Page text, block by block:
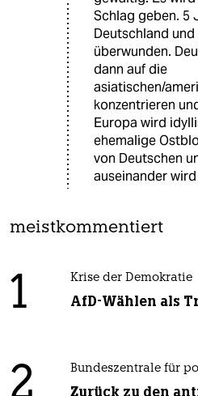
Schlag geben. 5
Deutschland
überwunden.
dann auf die
asiatischen/
konzentrieren
Europa wird
ehemalige
von Deutschen
auseinander
meistkommentiert
1 Krise der Demokratie
AfD-Wählen als
2 Bundeszentrale für
Zurück zu den